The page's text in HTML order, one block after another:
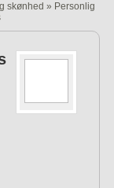
skønhed » Personlig